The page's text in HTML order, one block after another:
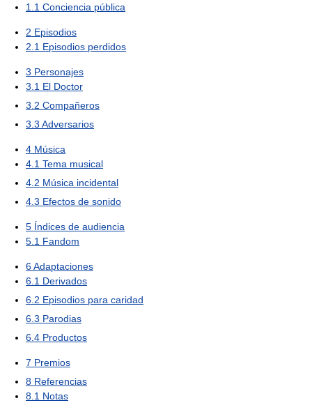
1.1 Conciencia pública
2 Episodios
2.1 Episodios perdidos
3 Personajes
3.1 El Doctor
3.2 Compañeros
3.3 Adversarios
4 Música
4.1 Tema musical
4.2 Música incidental
4.3 Efectos de sonido
5 Índices de audiencia
5.1 Fandom
6Adaptaciones
6.1 Derivados
6.2 Episodios para caridad
6.3 Parodias
6.4 Productos
7 Premios
8 Referencias
8.1 Notas